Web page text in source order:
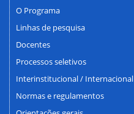
O Programa
Linhas de pesquisa
Docentes
Processos seletivos
Interinstitucional / Internacional
Normas e regulamentos